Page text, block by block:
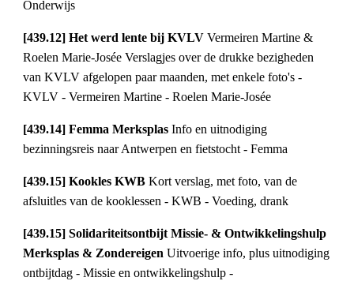
Onderwijs
[439.12] Het werd lente bij KVLV Vermeiren Martine &
Roelen Marie-Josée Verslagjes over de drukke bezigheden
van KVLV afgelopen paar maanden, met enkele foto's -
KVLV - Vermeiren Martine - Roelen Marie-Josée
[439.14] Femma Merksplas Info en uitnodiging
bezinningsreis naar Antwerpen en fietstocht - Femma
[439.15] Kookles KWB Kort verslag, met foto, van de
afsluitles van de kooklessen - KWB - Voeding, drank
[439.15] Solidariteitsontbijt Missie- & Ontwikkelingshulp
Merksplas & Zondereigen Uitvoerige info, plus uitnodiging
ontbijtdag - Missie en ontwikkelingshulp -